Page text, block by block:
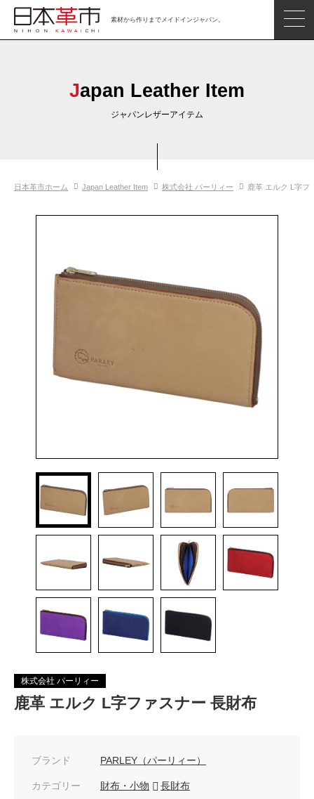
素材から作りまでメイドインジャパン。
革市通信
日本の革の良さを知ろう
閲覧したアイテム
Japan Leather Item
ジャパンレザーアイテム
日本革市ホーム Japan Leather Item 株式会社 パーリィー 鹿革 エルク L字フ
株式会社 パーリィー
鹿革 エルク L字ファスナー 長財布
ブランド PARLEY（パーリィー）
カテゴリー 財布・小物 長財布